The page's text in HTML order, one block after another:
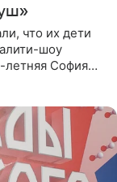
что их дети
шоу
летняя София